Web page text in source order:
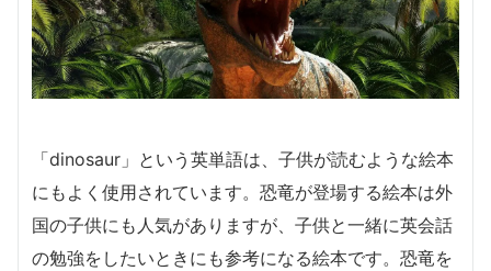
「dinosaur」という英単語は、子供が読むような絵本
にもよく使用されています。恐竜が登場する絵本は外
国の子供にも人気がありますが、子供と一緒に英会話
の勉強をしたいときにも参考になる絵本です。恐竜を